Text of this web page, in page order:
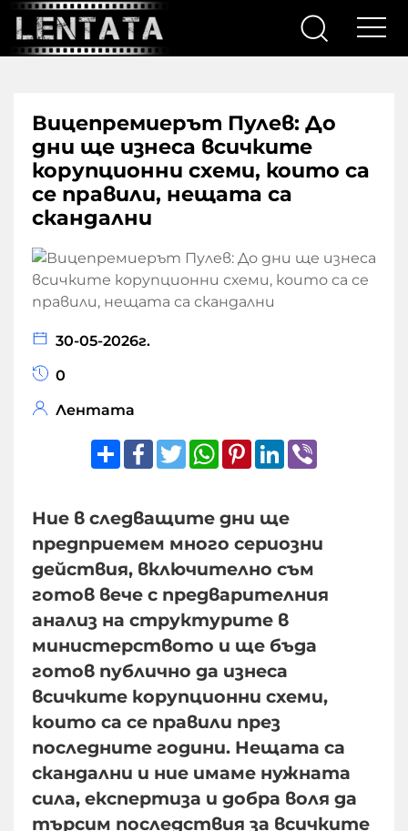
Вицепремиерът Пулев: До
дни ще изнеса всичките
корупционни схеми, които са
се правили, нещата са
скандални
30-05-2026г.
0
Лентата
ShareFacebook
TwitterWhatsApp
Pinterest
LinkedIn
Ние в следващите дни ще
предприемем много сериозни
действия, включително съм
готов вече с предварителния
анализ на структурите в
министерството и ще бъда
готов публично да изнеса
всичките корупционни схеми,
които са се правили през
последните години. Нещата са
скандални и ние имаме нужната
сила, експертиза и добра воля да
търсим последствия за всичките